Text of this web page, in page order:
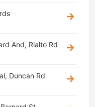
And, Rialto Rd
Duncan Rd